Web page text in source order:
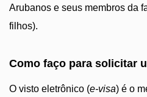
Arubanos e seus membros da
filhos).
Como faço para solicitar
O visto eletrônico (e-visa) é o